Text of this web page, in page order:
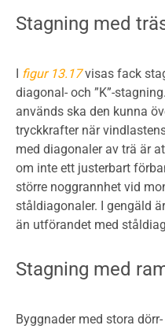
Stagning med
figur 13.17visas fack
diagonal- och ”K”-
används ska den kunna
tryckkrafter när
med diagonaler av trä är
om inte ett justerbart
större noggrannhet vid
ståldiagonaler. I gengäld
än utförandet med
Stagning med
Byggnader med stora